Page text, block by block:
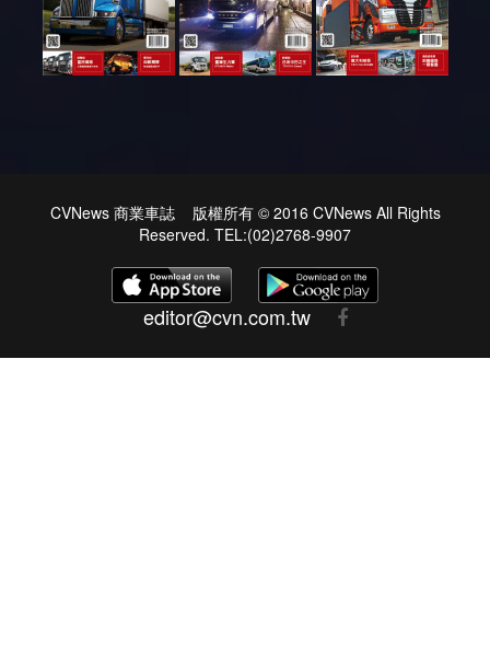
CVNews 商業車誌 版權所有 © 2016 CVNews All Rights
Reserved. TEL:(02)2768-9907
editor@cvn.com.tw